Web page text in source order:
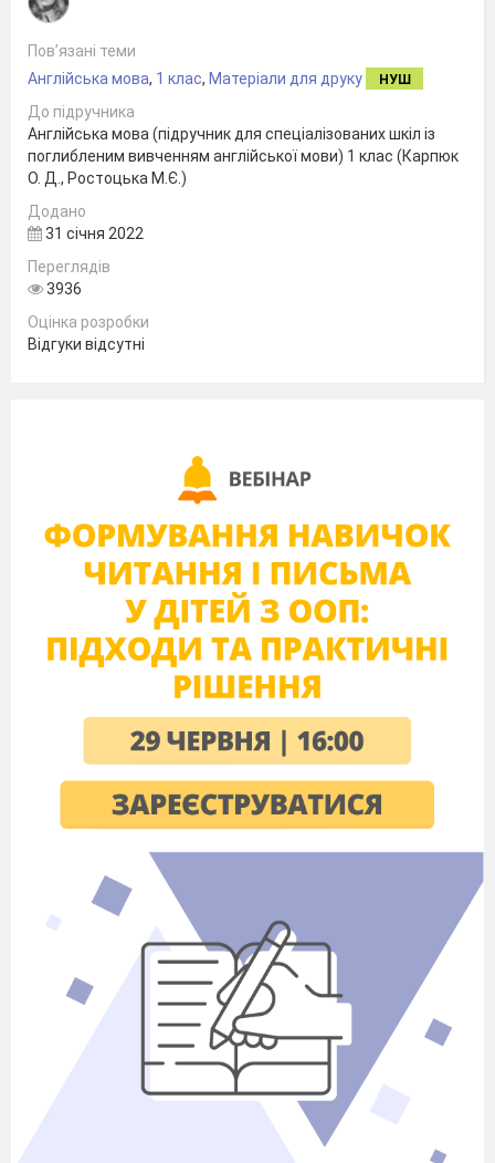
APPLE | æpl|
BEAR
Пов’язані теми
Англійська мова, 1 клас, Матеріали для друку НУШ
До підручника
Англійська мова (підручник для спеціалізованих шкіл із
поглибленим вивченням англійської мови) 1 клас (Карпюк
О. Д., Ростоцька М.Є.)
Додано
31 січня 2022
Переглядів
3936
Оцінка розробки
Відгуки відсутні